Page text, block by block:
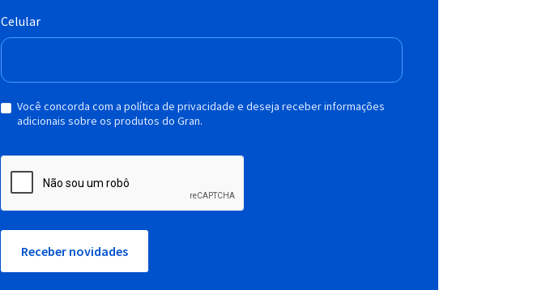
Celular
Você concorda com a política de privacidade e deseja receber informações
adicionais sobre os produtos do Gran.
Receber novidades